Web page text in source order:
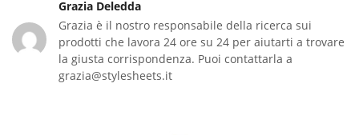
Grazia Deledda
Grazia è il nostro responsabile della ricerca sui
prodotti che lavora 24 ore su 24 per aiutarti a trovare
la giusta corrispondenza. Puoi contattarla a
grazia@stylesheets.it